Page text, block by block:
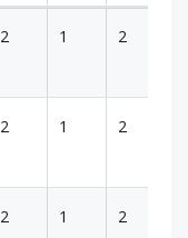
2 1 2
2 1 2
2 1 2